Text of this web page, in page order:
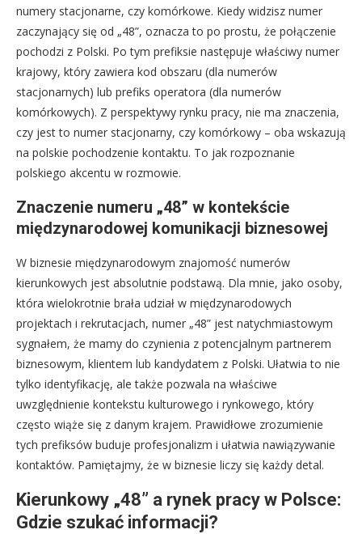
numery stacjonarne, czy komórkowe. Kiedy widzisz numer
zaczynający się od „48”, oznacza to po prostu, że połączenie
pochodzi z Polski. Po tym prefiksie następuje właściwy numer
krajowy, który zawiera kod obszaru (dla numerów
stacjonarnych) lub prefiks operatora (dla numerów
komórkowych). Z perspektywy rynku pracy, nie ma znaczenia,
czy jest to numer stacjonarny, czy komórkowy – oba wskazują
na polskie pochodzenie kontaktu. To jak rozpoznanie
polskiego akcentu w rozmowie.
Znaczenie numeru „48” w kontekście
międzynarodowej komunikacji biznesowej
W biznesie międzynarodowym znajomość numerów
kierunkowych jest absolutnie podstawą. Dla mnie, jako osoby,
która wielokrotnie brała udział w międzynarodowych
projektach i rekrutacjach, numer „48” jest natychmiastowym
sygnałem, że mamy do czynienia z potencjalnym partnerem
biznesowym, klientem lub kandydatem z Polski. Ułatwia to nie
tylko identyfikację, ale także pozwala na właściwe
uwzględnienie kontekstu kulturowego i rynkowego, który
często wiąże się z danym krajem. Prawidłowe zrozumienie
tych prefiksów buduje profesjonalizm i ułatwia nawiązywanie
kontaktów. Pamiętajmy, że w biznesie liczy się każdy detal.
Kierunkowy „48” a rynek pracy w Polsce:
Gdzie szukać informacji?